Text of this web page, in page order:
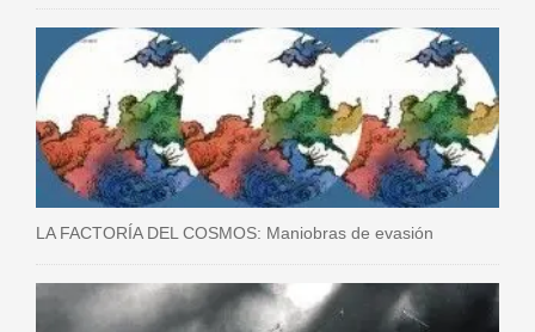
LA FACTORÍA DEL COSMOS: Maniobras de evasión